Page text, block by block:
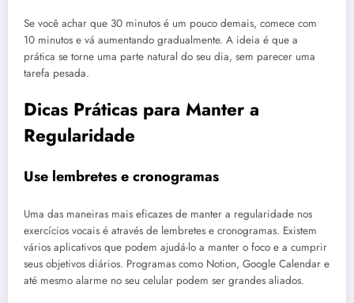
Se você achar que 30 minutos é um pouco demais, comece com
10 minutos e vá aumentando gradualmente. A ideia é que a
prática se torne uma parte natural do seu dia, sem parecer uma
tarefa pesada.
Dicas Práticas para Manter a
Regularidade
Use lembretes e cronogramas
Uma das maneiras mais eficazes de manter a regularidade nos
exercícios vocais é através de lembretes e cronogramas. Existem
vários aplicativos que podem ajudá-lo a manter o foco e a cumprir
seus objetivos diários. Programas como Notion, Google Calendar e
até mesmo alarme no seu celular podem ser grandes aliados.